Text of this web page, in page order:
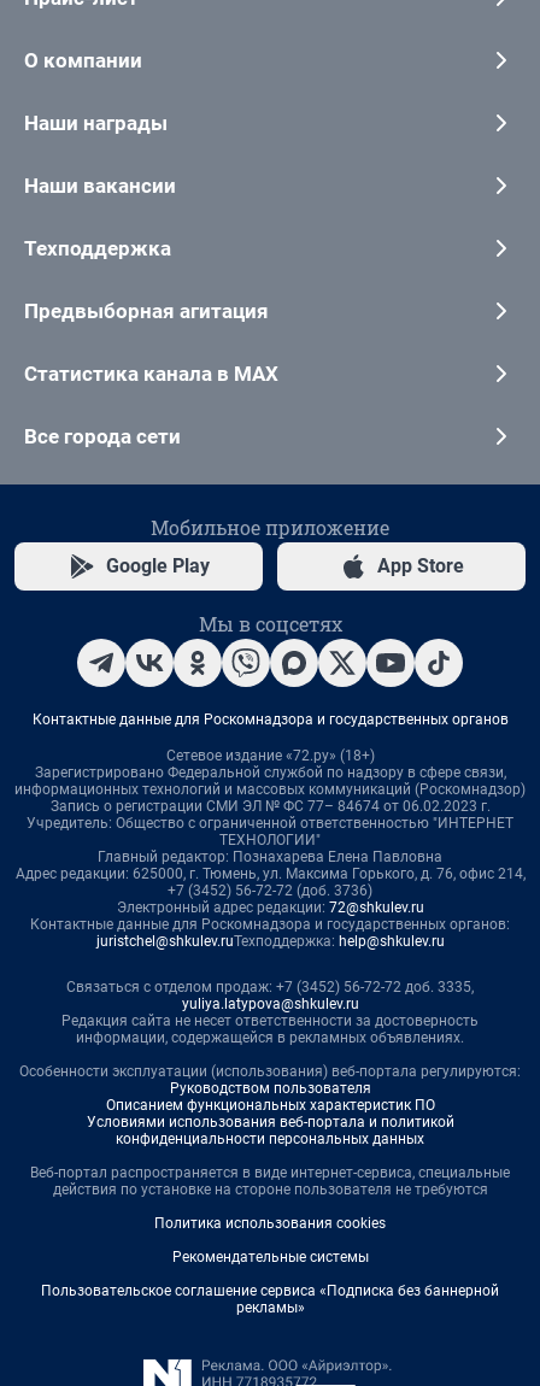
О компании
Наши награды
Наши вакансии
Техподдержка
Предвыборная агитация
Статистика канала в MAX
Все города сети
Мобильное приложение
Google Play App Store
Мы в соцсетях
Контактные данные для Роскомнадзора и государственных органов
Сетевое издание «72.ру» (18+)
Зарегистрировано Федеральной службой по надзору в сфере связи,
информационных технологий и массовых коммуникаций (Роскомнадзор)
Запись о регистрации СМИ ЭЛ № ФС 77– 84674 от 06.02.2023 г.
Учредитель: Общество с ограниченной ответственностью "ИНТЕРНЕТ
ТЕХНОЛОГИИ"
Главный редактор: Познахарева Елена Павловна
Адрес редакции: 625000, г. Тюмень, ул. Максима Горького, д. 76, офис 214,
+7 (3452) 56-72-72 (доб. 3736)
Электронный адрес редакции: 72@shkulev.ru
Контактные данные для Роскомнадзора и государственных органов:
juristchel@shkulev.ruТехподдержка: help@shkulev.ru
Связаться с отделом продаж: +7 (3452) 56-72-72 доб. 3335,
yuliya.latypova@shkulev.ru
Редакция сайта не несет ответственности за достоверность
информации, содержащейся в рекламных объявлениях.
Особенности эксплуатации (использования) веб-портала регулируются:
Руководством пользователя
Описанием функциональных характеристик ПО
Условиями использования веб-портала и политикой
конфиденциальности персональных данных
Веб-портал распространяется в виде интернет-сервиса, специальные
действия по установке на стороне пользователя не требуются
Политика использования cookies
Рекомендательные системы
Пользовательское соглашение сервиса «Подписка без баннерной
рекламы»